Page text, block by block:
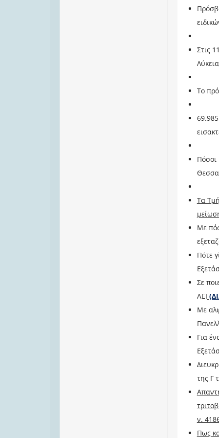
Στις
Λύκεια
Το
Πόσοι
Τα
Με
Πότε
Σε
ΑΕΙ
Mε
Για
της Γ
ν.
Πως